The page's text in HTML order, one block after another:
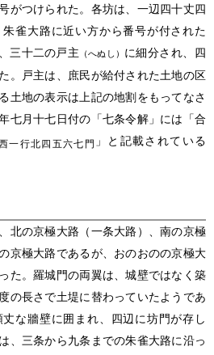
がつけられた。各坊は、一辺四十丈四
雀大路に近い方から番号が付された
三十二の戸主 （へぬし） に細分され、四
。戸主は、庶民が給付された土地の区
土地の表示は上記の地割をもってなさ
七月十七日付の「七条令解」には「合
一行北四五六七門 」と記載されている
北の京極大路（一条大路）、南の京極
京極大路であるが、おのおのの京極大
た。羅城門の両翼は、城壁ではなく築
の長さで土堤に替わっていたようであ
な牆壁に囲まれ、四辺に坊門が存し
、三条から九条までの朱雀大路に沿っ